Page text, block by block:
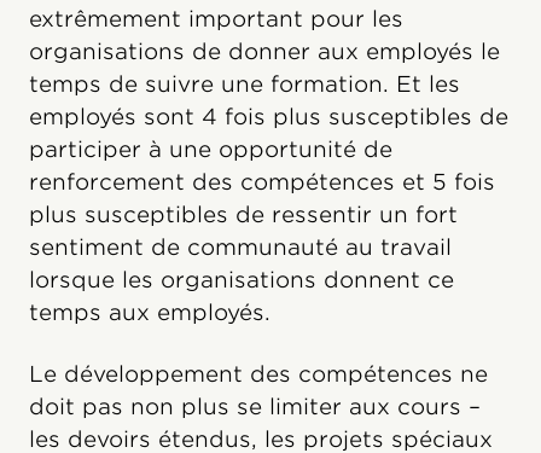
extrêmement important pour les
organisations de donner aux employés le
temps de suivre une formation. Et les
employés sont 4 fois plus susceptibles de
participer à une opportunité de
renforcement des compétences et 5 fois
plus susceptibles de ressentir un fort
sentiment de communauté au travail
lorsque les organisations donnent ce
temps aux employés.
Le développement des compétences ne
doit pas non plus se limiter aux cours –
les devoirs étendus, les projets spéciaux